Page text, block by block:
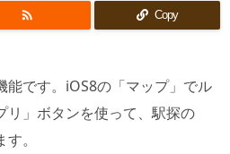
 Copy
能です。iOS8の「マップ」でル
リ」ボタンを使って、駅探の
。